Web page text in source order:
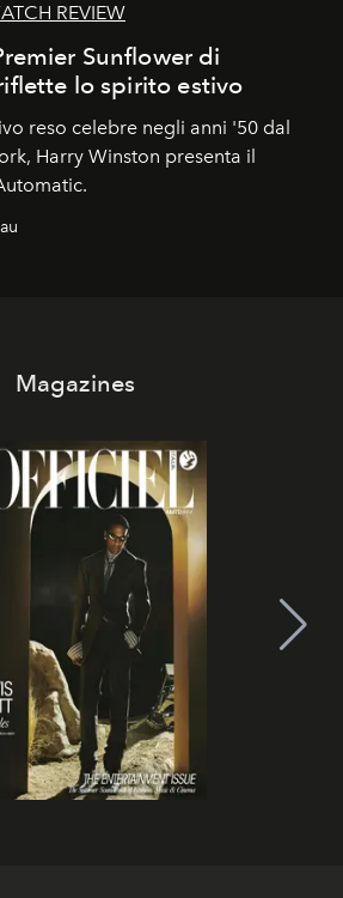
REVIEW
Sunflower di
lo spirito estivo
reso celebre negli anni '50 dal
Harry Winston presenta il
Magazines